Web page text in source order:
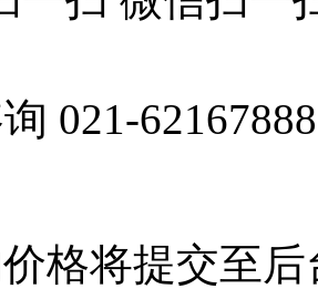
021-62167888
格将提交至